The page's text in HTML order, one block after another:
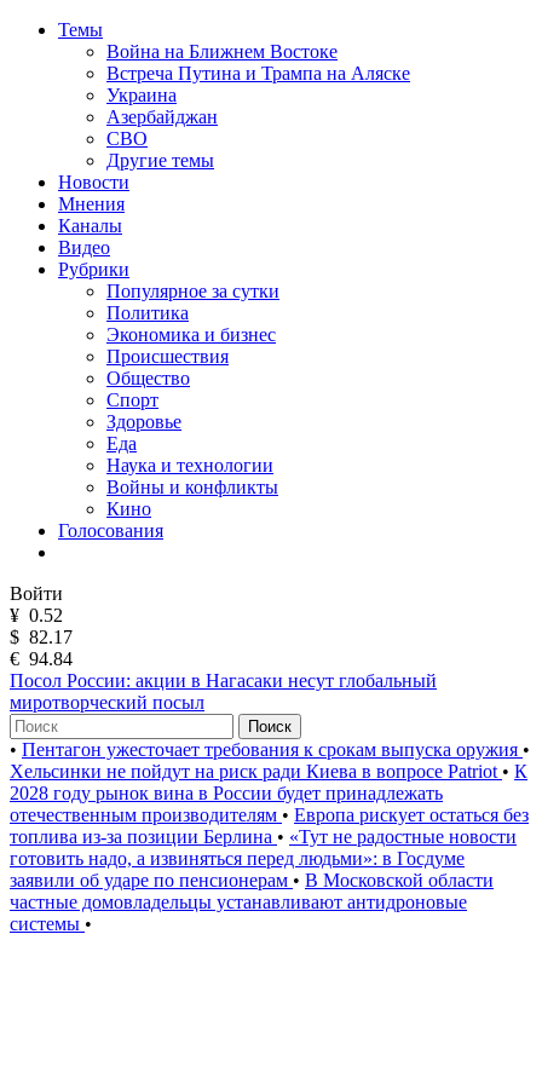
Темы
Война на Ближнем Востоке
Встреча Путина и Трампа на Аляске
Украина
Азербайджан
СВО
Другие темы
Новости
Мнения
Каналы
Видео
Рубрики
Популярное за сутки
Политика
Экономика и бизнес
Происшествия
Общество
Спорт
Здоровье
Еда
Наука и технологии
Войны и конфликты
Кино
Голосования
Войти
¥ 0.52
$ 82.17
€ 94.84
Посол России: акции в Нагасаки несут глобальный
миротворческий посыл
Поиск
• Пентагон ужесточает требования к срокам выпуска оружия •
Хельсинки не пойдут на риск ради Киева в вопросе Patriot • К
2028 году рынок вина в России будет принадлежать
отечественным производителям • Европа рискует остаться без
топлива из-за позиции Берлина • «Тут не радостные новости
готовить надо, а извиняться перед людьми»: в Госдуме
заявили об ударе по пенсионерам • В Московской области
частные домовладельцы устанавливают антидроновые
системы •